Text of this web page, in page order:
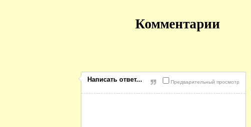
Комментарии
Написать ответ... Предварительный просмотр